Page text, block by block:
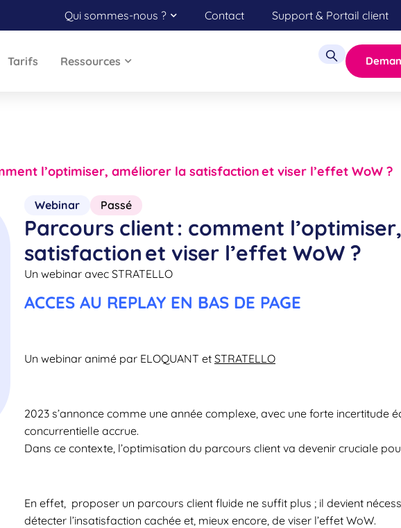
Qui sommes-nous ? Contact Support & Portail client
Tarifs Ressources
l’optimiser, améliorer la satisfaction et viser l’effet WoW ?
Webinar Passé
Parcours client : comment
satisfaction et viser l’effet WoW ?
Un webinar avec STRATELLO
ACCES AU REPLAY EN BAS DE PAGE
Un webinar animé par ELOQUANT et STRATELLO
2023 s’annonce comme une année complexe, avec une forte incertitude
concurrentielle accrue.
Dans ce contexte, l’optimisation du parcours client va devenir cruciale
En effet, proposer un parcours client fluide ne suffit plus ; il devient
détecter l’insatisfaction cachée et, mieux encore, de viser l’effet WoW.